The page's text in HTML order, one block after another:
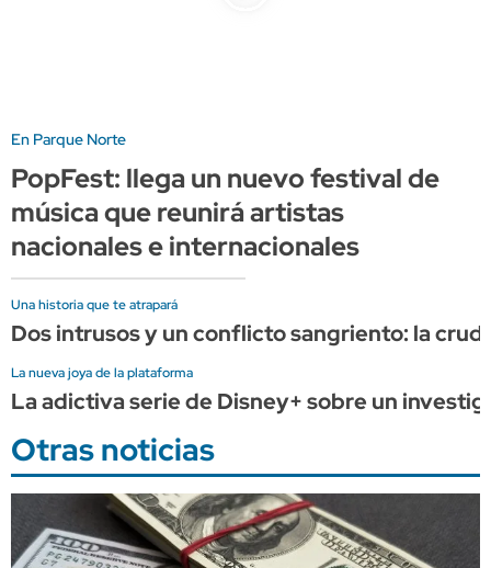
En Parque Norte
PopFest: llega un nuevo festival de
música que reunirá artistas
nacionales e internacionales
Una historia que te atrapará
Dos intrusos y un conflicto sangriento: la
La nueva joya de la plataforma
La adictiva serie de Disney+ sobre un
Otras noticias